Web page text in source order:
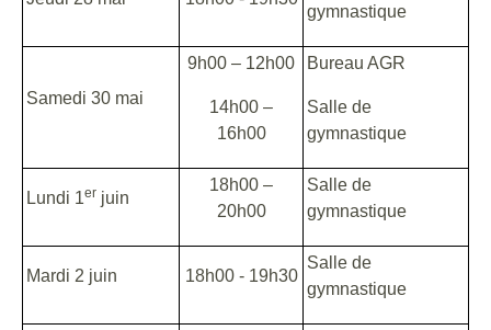
gymnastique
Samedi 30 mai
9h00 – 12h00
14h00 –
16h00
Bureau AGR
Salle de
gymnastique
Lundi 1er juin
18h00 –
20h00
Salle de
gymnastique
Mardi 2 juin 18h00 - 19h30
Salle de
gymnastique